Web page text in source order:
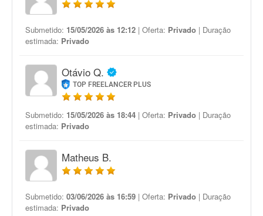
Submetido: 15/05/2026 às 12:12 | Oferta: Privado | Duração
estimada: Privado
Otávio Q.
TOP FREELANCER PLUS
Submetido: 15/05/2026 às 18:44 | Oferta: Privado | Duração
estimada: Privado
Matheus B.
Submetido: 03/06/2026 às 16:59 | Oferta: Privado | Duração
estimada: Privado